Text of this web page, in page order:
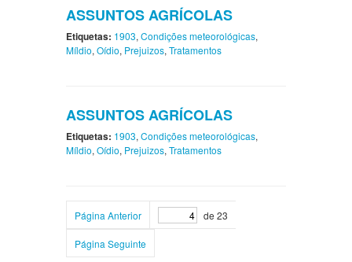
ASSUNTOS AGRÍCOLAS
Etiquetas: 1903, Condições meteorológicas,
Míldio, Oídio, Prejuizos, Tratamentos
ASSUNTOS AGRÍCOLAS
Etiquetas: 1903, Condições meteorológicas,
Míldio, Oídio, Prejuizos, Tratamentos
Página Anterior de 23
Página Seguinte